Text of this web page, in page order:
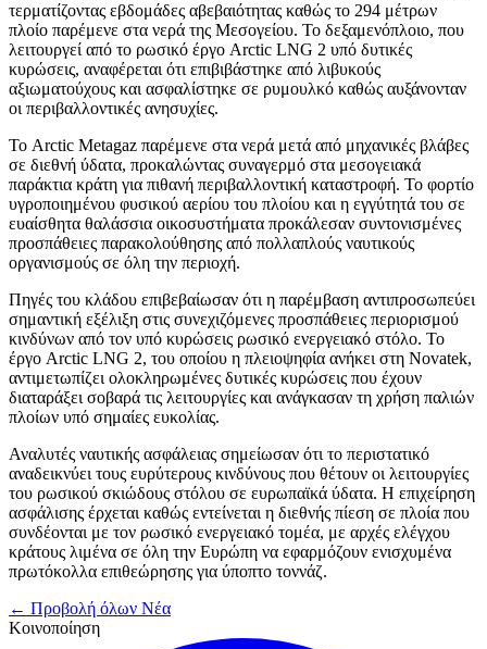
τερματίζοντας εβδομάδες αβεβαιότητας καθώς το 294 μέτρων
πλοίο παρέμενε στα νερά της Μεσογείου. Το δεξαμενόπλοιο, που
λειτουργεί από το ρωσικό έργο Arctic LNG 2 υπό δυτικές
κυρώσεις, αναφέρεται ότι επιβιβάστηκε από λιβυκούς
αξιωματούχους και ασφαλίστηκε σε ρυμουλκό καθώς αυξάνονταν
οι περιβαλλοντικές ανησυχίες.
Το Arctic Metagaz παρέμενε στα νερά μετά από μηχανικές βλάβες
σε διεθνή ύδατα, προκαλώντας συναγερμό στα μεσογειακά
παράκτια κράτη για πιθανή περιβαλλοντική καταστροφή. Το φορτίο
υγροποιημένου φυσικού αερίου του πλοίου και η εγγύτητά του σε
ευαίσθητα θαλάσσια οικοσυστήματα προκάλεσαν συντονισμένες
προσπάθειες παρακολούθησης από πολλαπλούς ναυτικούς
οργανισμούς σε όλη την περιοχή.
Πηγές του κλάδου επιβεβαίωσαν ότι η παρέμβαση αντιπροσωπεύει
σημαντική εξέλιξη στις συνεχιζόμενες προσπάθειες περιορισμού
κινδύνων από τον υπό κυρώσεις ρωσικό ενεργειακό στόλο. Το
έργο Arctic LNG 2, του οποίου η πλειοψηφία ανήκει στη Novatek,
αντιμετωπίζει ολοκληρωμένες δυτικές κυρώσεις που έχουν
διαταράξει σοβαρά τις λειτουργίες και ανάγκασαν τη χρήση παλιών
πλοίων υπό σημαίες ευκολίας.
Αναλυτές ναυτικής ασφάλειας σημείωσαν ότι το περιστατικό
αναδεικνύει τους ευρύτερους κινδύνους που θέτουν οι λειτουργίες
του ρωσικού σκιώδους στόλου σε ευρωπαϊκά ύδατα. Η επιχείρηση
ασφάλισης έρχεται καθώς εντείνεται η διεθνής πίεση σε πλοία που
συνδέονται με τον ρωσικό ενεργειακό τομέα, με αρχές ελέγχου
κράτους λιμένα σε όλη την Ευρώπη να εφαρμόζουν ενισχυμένα
πρωτόκολλα επιθεώρησης για ύποπτο τοννάζ.
← Προβολή όλων Νέα
Κοινοποίηση